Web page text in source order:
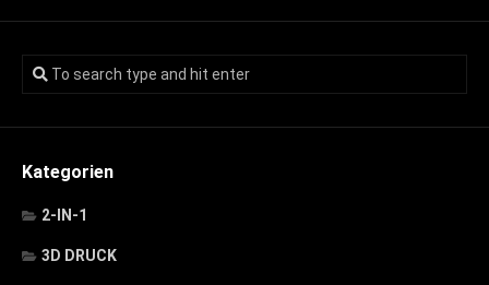
Kategorien
2-IN-1
3D DRUCK